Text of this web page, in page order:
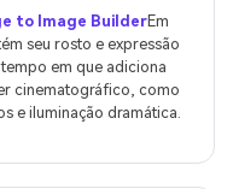
to Image BuilderEm
seu rosto e expressão
em que adiciona
cinematográfico, como
e iluminação dramática.